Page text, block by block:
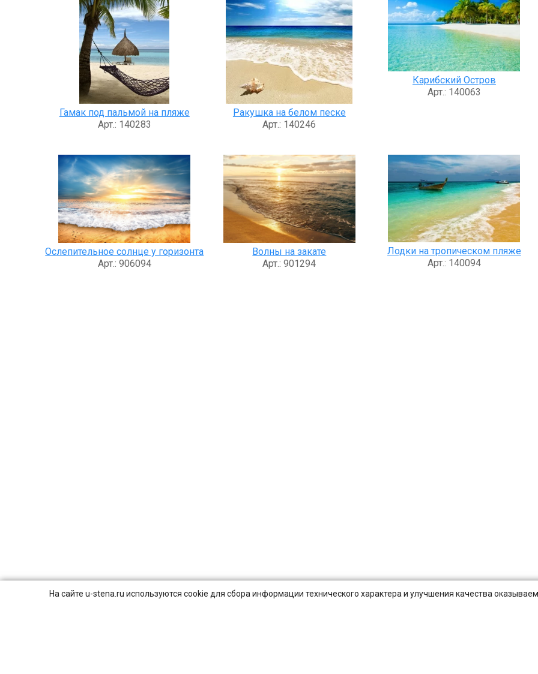
На сайте u-stena.ru используются cookie для сбора информации технического характера и улучшения качества
Гамак под пальмой на пляже
Арт.: 140283
Ракушка на белом песке
Арт.: 140246
Карибский Остров
Арт.: 140063
Ослепительное солнце у горизонта
Арт.: 906094
Волны на закате
Арт.: 901294
Лодки на тропическом пляже
Арт.: 140094